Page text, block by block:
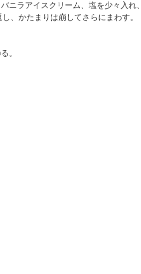
ニラアイスクリーム、塩を少々入れ、
、かたまりは崩してさらにまわす。
。